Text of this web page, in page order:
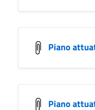
Piano
Piano